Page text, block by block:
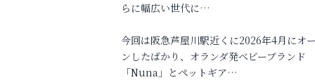
らに幅広い世代に…
今回は阪急芦屋川駅近くに2026年4月にオ
ンしたばかり、オランダ発ベビーブランド
「Nuna」とペットギア…